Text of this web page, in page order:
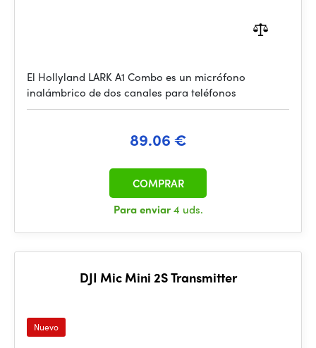
El Hollyland LARK A1 Combo es un micrófono
inalámbrico de dos canales para teléfonos
89.06 €
Para enviar4 uds.
COMPRAR
DJI Mic Mini 2S Transmitter
Nuevo